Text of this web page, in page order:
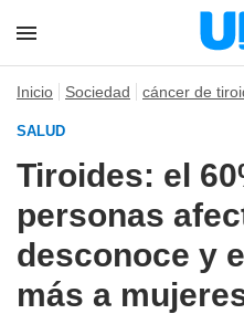
Inicio Sociedad cáncer de
SALUD
Tiroides: el
personas
desconoce y
más a